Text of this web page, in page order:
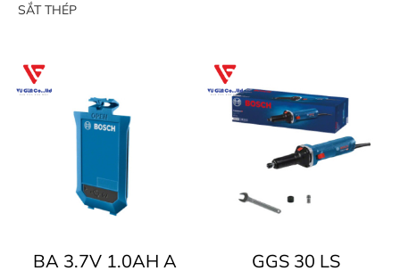
SẮT THÉP
BA 3.7V 1.0AH A
GGS 30 LS